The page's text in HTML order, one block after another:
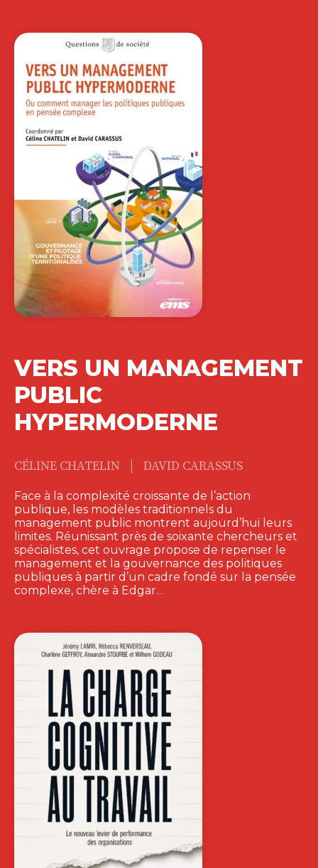
VERS UN MANAGEMENT
PUBLIC
HYPERMODERNE
CÉLINE CHATELIN | DAVID CARASSUS
Face à la complexité croissante de l’action
publique, les modèles traditionnels du
management public montrent aujourd’hui leurs
limites. Réunissant près de soixante chercheurs et
spécialistes, cet ouvrage propose de repenser le
management et la gouvernance des politiques
publiques à partir d’un cadre fondé sur la pensée
complexe, chère à Edgar…